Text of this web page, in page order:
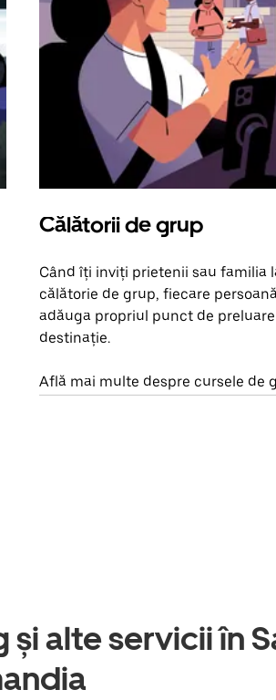
Călătorii de grup
Când îți inviți prietenii sau familia
călătorie de grup, fiecare
adăuga propriul punct de
destinație.
Află mai multe despre cursele de
alte servicii în